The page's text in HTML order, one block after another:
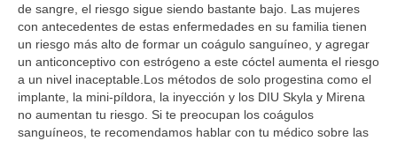
de sangre, el riesgo sigue siendo bastante bajo. Las mujeres
con antecedentes de estas enfermedades en su familia tienen
un riesgo más alto de formar un coágulo sanguíneo, y agregar
un anticonceptivo con estrógeno a este cóctel aumenta el riesgo
a un nivel inaceptable.Los métodos de solo progestina como el
implante, la mini-píldora, la inyección y los DIU Skyla y Mirena
no aumentan tu riesgo. Si te preocupan los coágulos
sanguíneos, te recomendamos hablar con tu médico sobre las